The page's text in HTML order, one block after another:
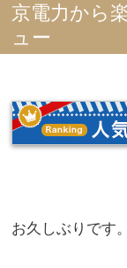
京電力から
ュー
お久しぶりです。